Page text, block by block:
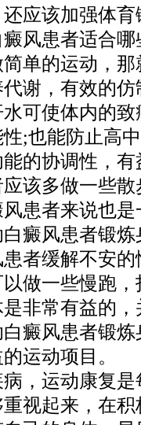
应该加强体
风患者适合哪
的运动，那
谢，有效的
可使体内的
;也能防止高
的协调性，
该多做一些散
者来说也是
癜风患者锻
者缓解不安
一些慢跑，
非常有益的
癜风患者锻
运动项目。
运动康复是
视起来，在